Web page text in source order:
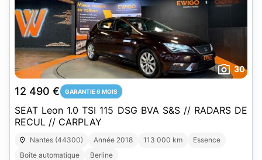
30
12 490 € GARANTIE 6 MOIS
SEAT Leon 1.0 TSI 115 DSG BVA S&S // RADARS DE
RECUL // CARPLAY
Nantes (44300) Année 2018 113 000 km
Essence
Boîte automatique
Berline